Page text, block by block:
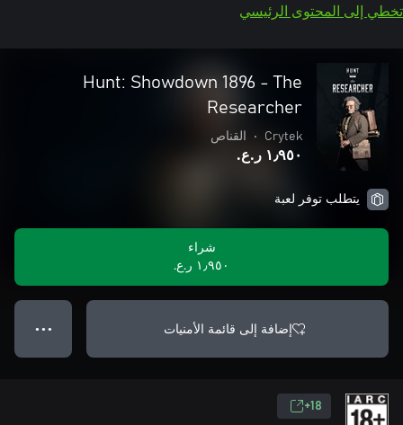
تخطي إلى المحتوى الرئيسي
Hunt: Showdown 1896 - The
Researcher
Crytek
• القناص
١٫٩٥٠ ر.ع.‏
يتطلب توفر لعبة
شراء
١٫٩٥٠ ر.ع.‏
إضافة إلى قائمة الأمنيات ● ● ●
18+